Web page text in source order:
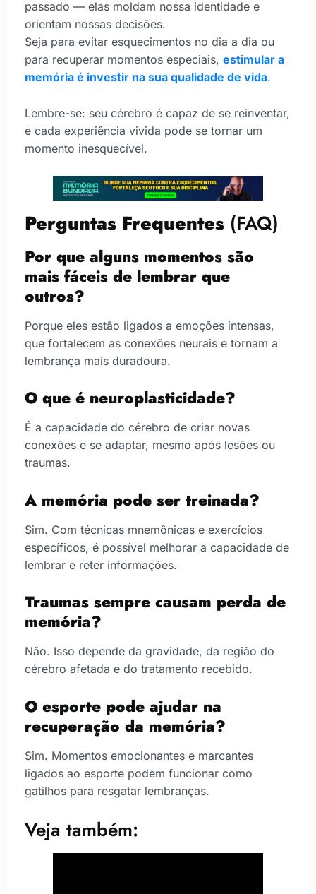
passado — elas moldam nossa identidade e
orientam nossas decisões.
Seja para evitar esquecimentos no dia a dia ou
para recuperar momentos especiais, estimular a
memória é investir na sua qualidade de vida.
Lembre-se: seu cérebro é capaz de se reinventar,
e cada experiência vivida pode se tornar um
momento inesquecível.
Perguntas Frequentes (FAQ)
Por que alguns momentos são
mais fáceis de lembrar que
outros?
Porque eles estão ligados a emoções intensas,
que fortalecem as conexões neurais e tornam a
lembrança mais duradoura.
O que é neuroplasticidade?
É a capacidade do cérebro de criar novas
conexões e se adaptar, mesmo após lesões ou
traumas.
A memória pode ser treinada?
Sim. Com técnicas mnemônicas e exercícios
específicos, é possível melhorar a capacidade de
lembrar e reter informações.
Traumas sempre causam perda de
memória?
Não. Isso depende da gravidade, da região do
cérebro afetada e do tratamento recebido.
O esporte pode ajudar na
recuperação da memória?
Sim. Momentos emocionantes e marcantes
ligados ao esporte podem funcionar como
gatilhos para resgatar lembranças.
Veja também: